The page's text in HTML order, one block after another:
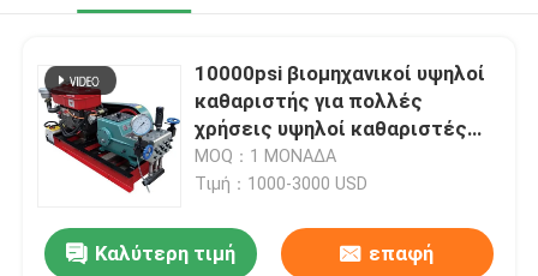
10000psi βιομηχανικοί υψηλοί
καθαριστής για πολλές
χρήσεις υψηλοί καθαριστές
diesel
MOQ：1 ΜΟΝΑΔΑ
Τιμή：1000-3000 USD
Καλύτερη τιμή επαφή